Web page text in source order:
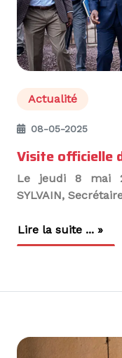
Actualité
08-05-2025
Le jeudi 8 mai
SYLVAIN,
Lire la suite ... »